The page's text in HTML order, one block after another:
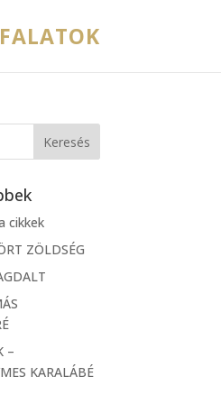
cikkek
ZÖLDSÉG
–
KARALÁBÉ